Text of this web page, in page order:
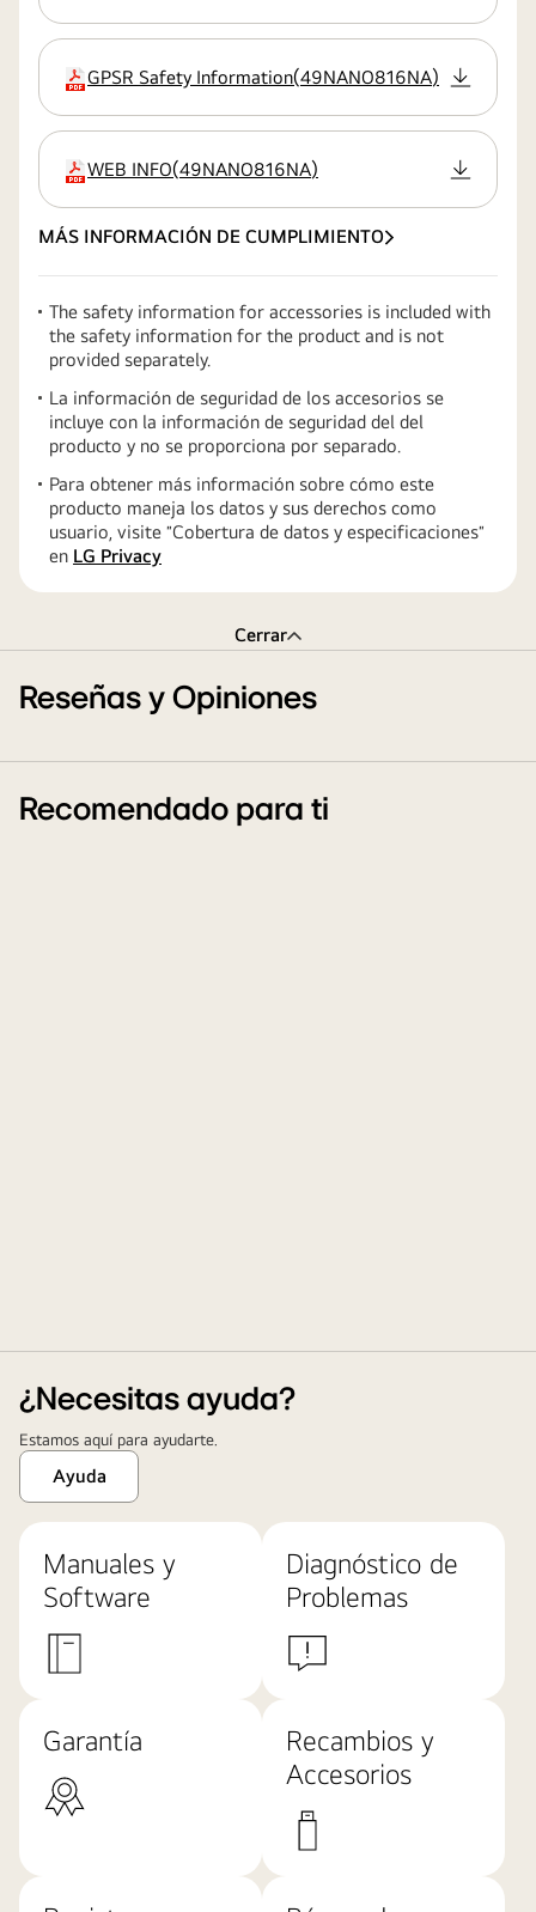
extensión:pdf
GPSR Safety Information(49NANO816NA)
extensión:pdf
WEB INFO(49NANO816NA)
MÁS INFORMACIÓN DE CUMPLIMIENTO
The safety information for accessories is included with
the safety information for the product and is not
provided separately.
La información de seguridad de los accesorios se
incluye con la información de seguridad del del
producto y no se proporciona por separado.
Para obtener más información sobre cómo este
producto maneja los datos y sus derechos como
usuario, visite ″Cobertura de datos y especificaciones″
en LG Privacy
Cerrar
Reseñas y Opiniones
Recomendado para ti
¿Necesitas ayuda?
Estamos aquí para ayudarte.
Ayuda
Manuales y
Software
Diagnóstico de
Problemas
Garantía
Recambios y
Accesorios